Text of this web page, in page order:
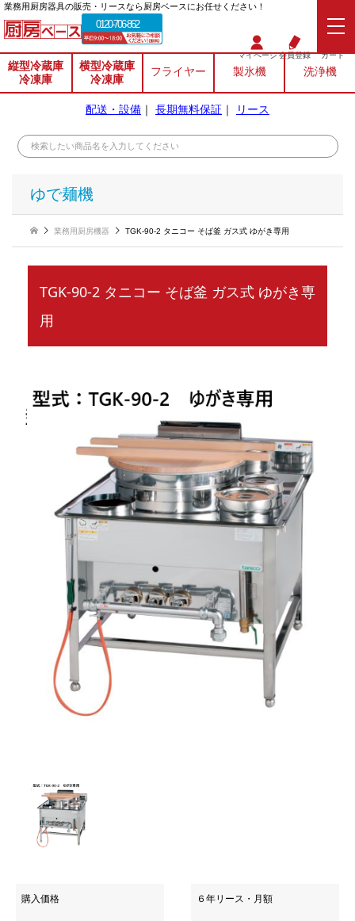
業務⽤厨房器具の販売・リースなら厨房ベースにお任せください！
0120-706-862
マイページ会員登録 カート
縦型冷蔵庫
冷凍庫
横型冷蔵庫
冷凍庫
フライヤー 製氷機 洗浄機
配送・設備 ｜ 長期無料保証 ｜ リース
ゆで麺機
業務用厨房機器 TGK-90-2 タニコー そば釜 ガス式 ゆがき専用
TGK-90-2 タニコー そば釜 ガス式 ゆがき専
用
購入価格 ６年リース・月額